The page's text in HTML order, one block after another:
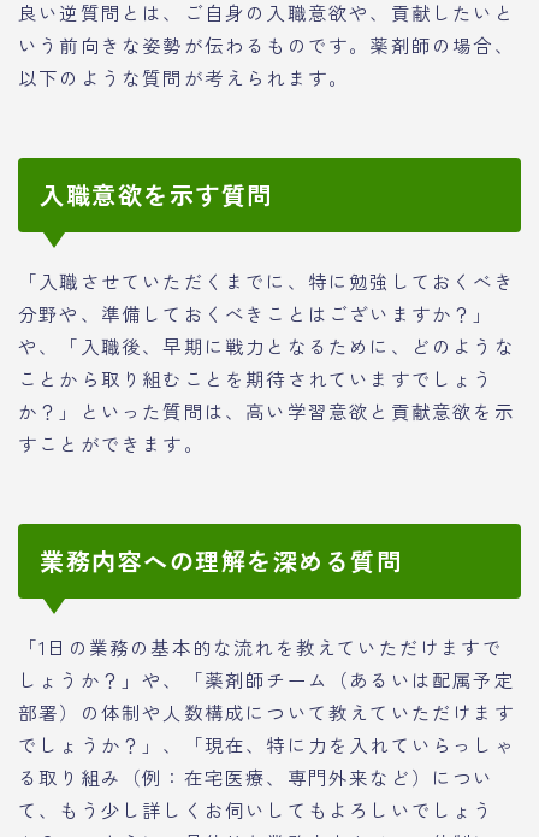
良い逆質問とは、ご自身の入職意欲や、貢献したいと
いう前向きな姿勢が伝わるものです。薬剤師の場合、
以下のような質問が考えられます。
入職意欲を示す質問
「入職させていただくまでに、特に勉強しておくべき
分野や、準備しておくべきことはございますか？」
や、「入職後、早期に戦力となるために、どのような
ことから取り組むことを期待されていますでしょう
か？」といった質問は、高い学習意欲と貢献意欲を示
すことができます。
業務内容への理解を深める質問
「1日の業務の基本的な流れを教えていただけますで
しょうか？」や、「薬剤師チーム（あるいは配属予定
部署）の体制や人数構成について教えていただけます
でしょうか？」、「現在、特に力を入れていらっしゃ
る取り組み（例：在宅医療、専門外来など）につい
て、もう少し詳しくお伺いしてもよろしいでしょう